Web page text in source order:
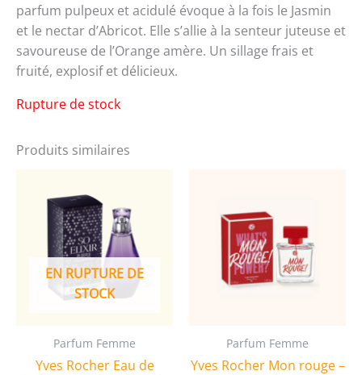
parfum pulpeux et acidulé évoque à la fois le Jasmin
et le nectar d’Abricot. Elle s’allie à la senteur juteuse et
savoureuse de l’Orange amère. Un sillage frais et
fruité, explosif et délicieux.
Rupture de stock
Produits similaires
EN RUPTURE DE
STOCK
Parfum Femme
Yves Rocher Eau de
Parfum Femme
Yves Rocher Mon rouge –